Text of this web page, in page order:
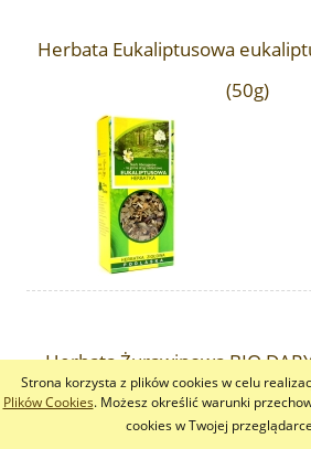
Strona korzysta z plików cookies w celu
Plików Cookies. Możesz określić warunki
cookies w Twojej
Herbata Eukaliptusowa
(50g)
Herbata Żurawinowa BIO